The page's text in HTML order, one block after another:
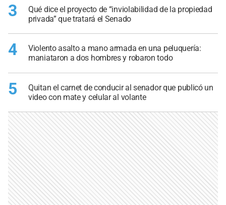
3
Qué dice el proyecto de “inviolabilidad de la propiedad
privada” que tratará el Senado
4
Violento asalto a mano armada en una peluquería:
maniataron a dos hombres y robaron todo
5
Quitan el carnet de conducir al senador que publicó un
video con mate y celular al volante